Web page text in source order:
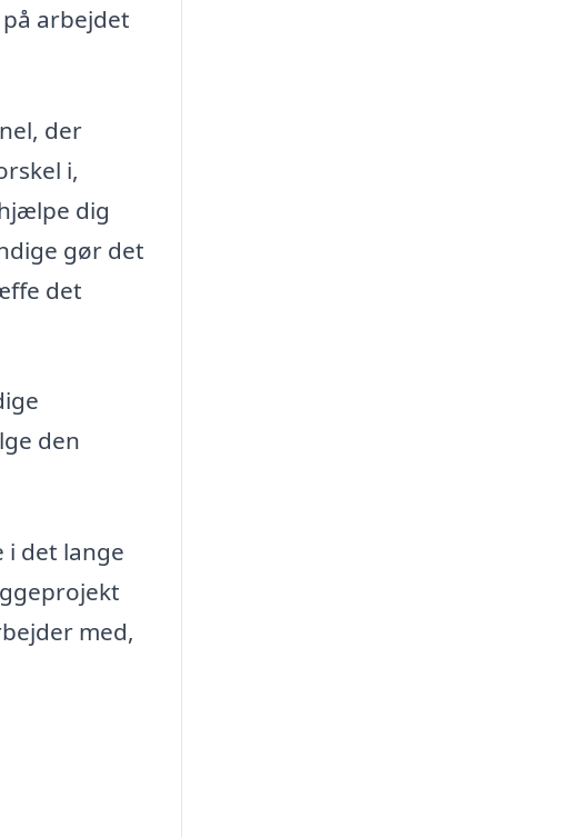
arbejdet
der
i,
dig
gør det
det
den
i det lange
med,